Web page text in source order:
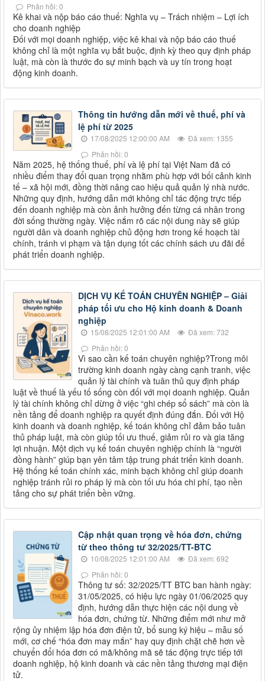
Phản hồi: 0
Kê khai và nộp báo cáo thuế: Nghĩa vụ – Trách nhiệm – Lợi ích
cho doanh nghiệp
Đối với mọi doanh nghiệp, việc kê khai và nộp báo cáo thuế
không chỉ là một nghĩa vụ bắt buộc, định kỳ theo quy định pháp
luật, mà còn là thước đo sự minh bạch và uy tín trong hoạt
động kinh doanh.
Thông tin hướng dẫn mới về thuế, phí và
lệ phí từ 2025
17/08/2025 12:00:00 AM
Đã xem: 1355
Phản hồi: 0
Năm 2025, hệ thống thuế, phí và lệ phí tại Việt Nam đã có
nhiều điểm thay đổi quan trọng nhằm phù hợp với bối cảnh kinh
tế – xã hội mới, đồng thời nâng cao hiệu quả quản lý nhà nước.
Những quy định, hướng dẫn mới không chỉ tác động trực tiếp
đến doanh nghiệp mà còn ảnh hưởng đến từng cá nhân trong
đời sống thường ngày. Việc nắm rõ các nội dung này sẽ giúp
người dân và doanh nghiệp chủ động hơn trong kế hoạch tài
chính, tránh vi phạm và tận dụng tốt các chính sách ưu đãi để
phát triển doanh nghiệp.
DỊCH VỤ KẾ TOÁN CHUYÊN NGHIỆP – Giải
pháp tối ưu cho Hộ kinh doanh & Doanh
nghiệp
15/08/2025 12:01:00 AM
Đã xem: 732
Phản hồi: 0
Vì sao cần kế toán chuyên nghiệp?Trong môi
trường kinh doanh ngày càng cạnh tranh, việc
quản lý tài chính và tuân thủ quy định pháp
luật về thuế là yếu tố sống còn đối với mọi doanh nghiệp. Quản
lý tài chính không chỉ dừng ở việc “ghi chép sổ sách” mà còn là
nền tảng để doanh nghiệp ra quyết định đúng đắn. Đối với Hộ
kinh doanh và doanh nghiệp, kế toán không chỉ đảm bảo tuân
thủ pháp luật, mà còn giúp tối ưu thuế, giảm rủi ro và gia tăng
lợi nhuận. Một dịch vụ kế toán chuyên nghiệp chính là “người
đồng hành” giúp bạn yên tâm tập trung phát triển kinh doanh.
Hệ thống kế toán chính xác, minh bạch không chỉ giúp doanh
nghiệp tránh rủi ro pháp lý mà còn tối ưu hóa chi phí, tạo nền
tảng cho sự phát triển bền vững.
Cập nhật quan trọng về hóa đơn, chứng
từ theo thông tư 32/2025/TT-BTC
10/08/2025 12:01:00 AM
Đã xem: 692
Phản hồi: 0
Thông tư số: 32/2025/TT BTC ban hành ngày:
31/05/2025, có hiệu lực ngày 01/06/2025 quy
định, hướng dẫn thực hiện các nội dung về
hóa đơn, chứng từ. Những điểm mới như mở
rộng ủy nhiệm lập hóa đơn điện tử, bổ sung ký hiệu – mẫu số
mới, cơ chế “hóa đơn may mắn” hay quy định chặt chẽ hơn về
chuyển đổi hóa đơn có mã/không mã sẽ tác động trực tiếp tới
doanh nghiệp, hộ kinh doanh và các nền tảng thương mại điện
tử.